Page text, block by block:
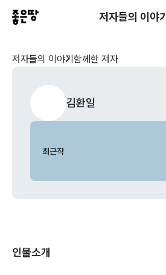
저자들의 이야기
저자들의 이야기 함께한 저자
김환일
최근작
인물소개